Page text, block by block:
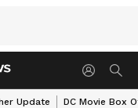
Update DC Movie Box